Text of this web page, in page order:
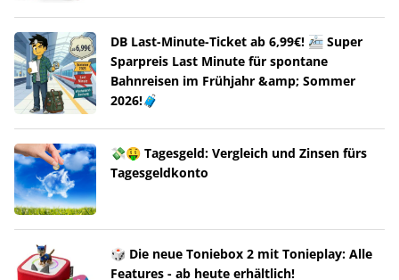
DB Last-Minute-Ticket ab 6,99€! 🚈 Super
Sparpreis Last Minute für spontane
Bahnreisen im Frühjahr &amp; Sommer
2026!🧳
💸🤑 Tagesgeld: Vergleich und Zinsen fürs
Tagesgeldkonto
🎲 Die neue Toniebox 2 mit Tonieplay: Alle
Features - ab heute erhältlich!